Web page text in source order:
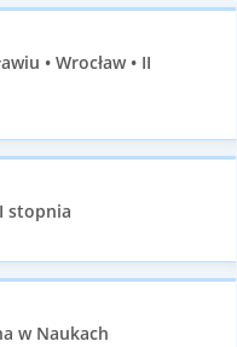
• Wrocław • II
stopnia
w Naukach